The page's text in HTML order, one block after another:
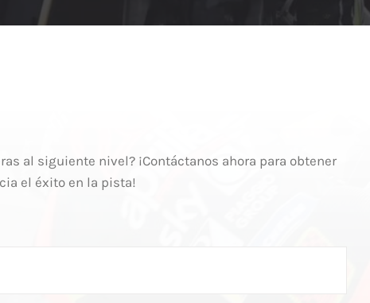
al siguiente nivel? ¡Contáctanos ahora para obtener
el éxito en la pista!